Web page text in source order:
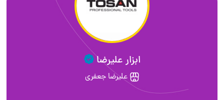
ابزار علیرضا
علیرضا جعفری